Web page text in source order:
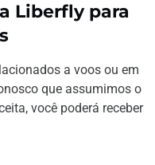
Liberfly para
a voos ou em
que assumimos o
você poderá receber